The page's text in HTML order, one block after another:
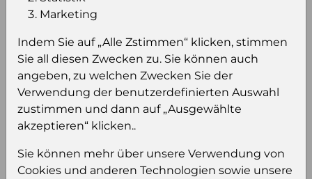
Einloggen um den Preis zu
sehen
Sie müssen eingeloggt sein, um Preise zu
sehen und/oder dieses Produkt zu kaufen.
Einloggen Anmeldung für B2B Konto
Marketing
Indem Sie auf „Alle Zstimmen“ klicken, stimmen
Sie all diesen Zwecken zu. Sie können auch
angeben, zu welchen Zwecken Sie der
Verwendung der benutzerdefinierten Auswahl
zustimmen und dann auf „Ausgewählte
akzeptieren“ klicken..
Sie können mehr über unsere Verwendung von
Cookies und anderen Technologien sowie unsere